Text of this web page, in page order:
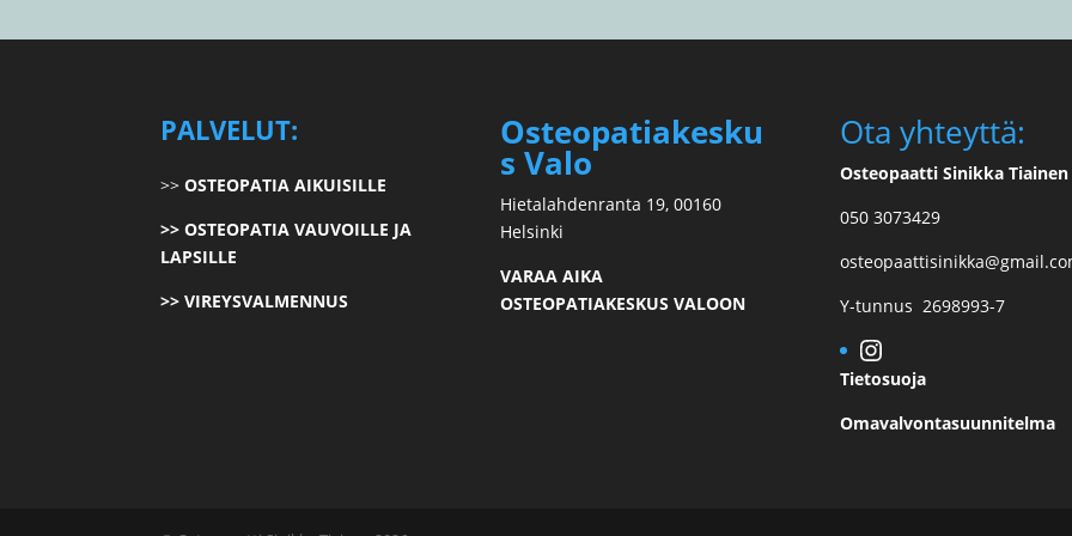
PALVELUT:
>>OSTEOPATIA AIKUISILLE
>> OSTEOPATIA VAUVOILLE JA
LAPSILLE
>> VIREYSVALMENNUS
Osteopatiakesku
s Valo
Hietalahdenranta 19, 00160
Helsinki
VARAA AIKA
OSTEOPATIAKESKUS VALOON
Ota yhteyttä:
Osteopaatti Sinikka Tiainen
050 3073429
Y-tunnus 2698993-7
Instagram
Tietosuoja
Omavalvontasuunnitelma